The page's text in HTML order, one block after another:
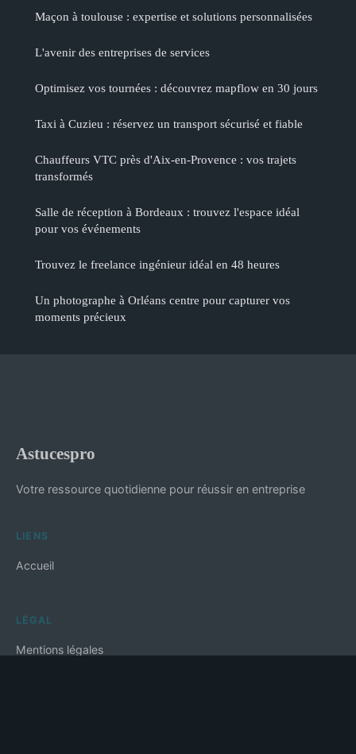
Maçon à toulouse : expertise et solutions personnalisées
L'avenir des entreprises de services
Optimisez vos tournées : découvrez mapflow en 30 jours
Taxi à Cuzieu : réservez un transport sécurisé et fiable
Chauffeurs VTC près d'Aix-en-Provence : vos trajets
transformés
Salle de réception à Bordeaux : trouvez l'espace idéal
pour vos événements
Trouvez le freelance ingénieur idéal en 48 heures
Un photographe à Orléans centre pour capturer vos
moments précieux
Astucespro
Votre ressource quotidienne pour réussir en entreprise
LIENS
Accueil
LÉGAL
Mentions légales